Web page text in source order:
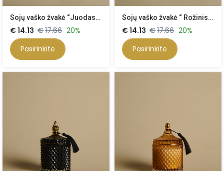
Sojų vaško žvakė “Juodasis burbulas”340 ml
€14.13 €17.66 20%
Pasirinkite
Sojų vaško žvakė “ Rožinis burbulas” 340 ml
€14.13 €17.66 20%
Pasirinkite